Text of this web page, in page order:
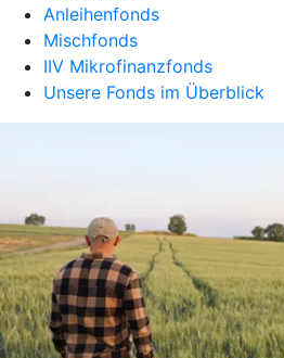
Anleihenfonds
Mischfonds
IIV Mikrofinanzfonds
Unsere Fonds im Überblick